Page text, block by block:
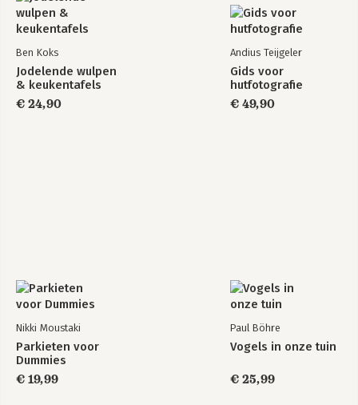
Ben Koks
Jodelende wulpen
& keukentafels
€ 24,90
Andius Teijgeler
Gids voor
hutfotografie
€ 49,90
Nikki Moustaki
Parkieten voor
Dummies
€ 19,99
Paul Böhre
Vogels in onze tuin
€ 25,99